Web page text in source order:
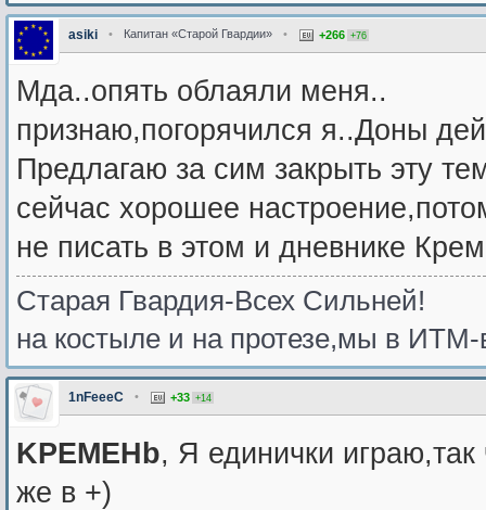
asiki • Капитан «Старой Гвардии» • +266 +76
Мда..опять облаяли меня..
признаю,погорячился я..Доны
Предлагаю за сим закрыть эту
сейчас хорошее
не писать в этом и дневнике
Старая Гвардия-Всех Сильней!
на костыле и на протезе,мы в ИТМ-
1nFeeeC • +33 +14
KPEMEHb, Я единички
же в +)